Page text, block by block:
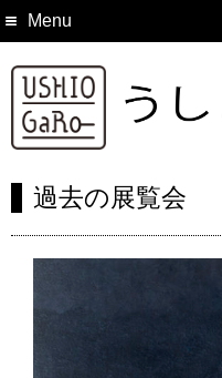
Menu
過去の展覧会